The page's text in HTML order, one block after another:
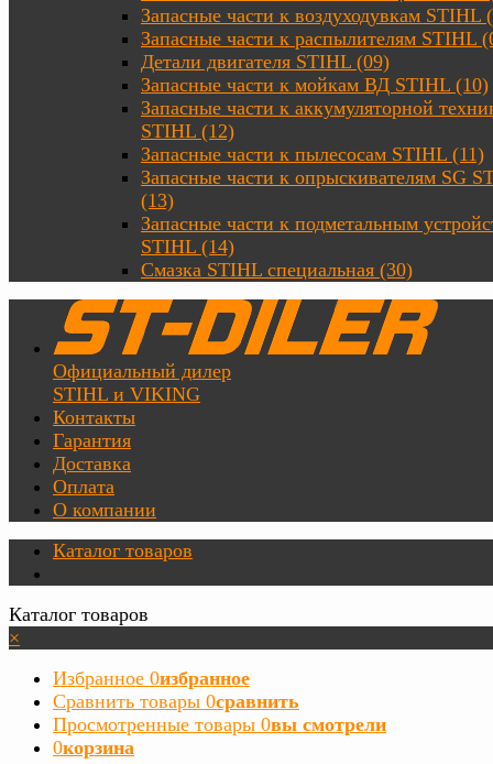
Запасные части к воздуходувкам STIHL
Запасные части к распылителям STIHL
Детали двигателя STIHL (09)
Запасные части к мойкам ВД STIHL (10)
Запасные части к аккумуляторной
STIHL (12)
Запасные части к пылесосам STIHL (11)
Запасные части к опрыскивателям SG
(13)
Запасные части к подметальным
STIHL (14)
Смазка STIHL специальная (30)
Официальный дилер
STIHL и VIKING
Контакты
Гарантия
Доставка
Оплата
О компании
Каталог товаров
Каталог товаров
×
Избранное 0избранное
Сравнить товары 0сравнить
Просмотренные товары 0вы смотрели
0корзина